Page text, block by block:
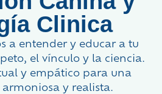
Clinica
a entender y educar a tu
el vínculo y la ciencia.
y empático para una
y realista.